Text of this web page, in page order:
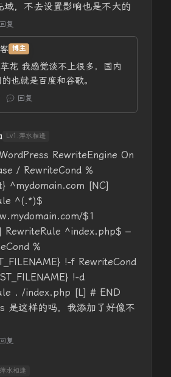
域，不去设置影响也是不大的
回复
博主
花 我感觉谈不上很多，国内
也就是百度和谷歌。
回复
Lv1.萍水相逢
RewriteEngine On
/ RewriteCond %
^mydomain.com [NC]
^(.*)$
$1
RewriteRule ^index.php$ –
%
!-f RewriteCond
!-d
. /index.php [L] # END
是这样的吗，我添加了好像不
回复
水相逢